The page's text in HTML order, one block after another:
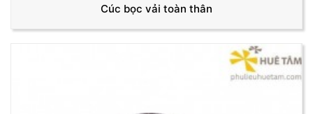
Cúc bọc vải toàn thân